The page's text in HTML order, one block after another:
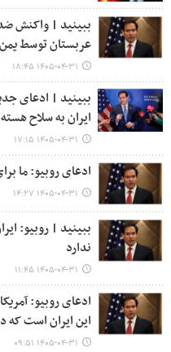
ببینید | واکنش ضد
عربستان توسط یمن
۱۴۰۵-۰۴-۳۱ ۱۸:۴۵
ببینید | ادعای
ایران به سلاح
۱۴۰۵-۰۴-۳۱ ۱۷:۱۵
ادعای روبیو: ما
۱۴۰۵-۰۴-۳۱ ۱۴:۲۷
ببینید | روبیو:
ندارد
۱۴۰۵-۰۴-۳۱ ۱۱:۴۵
ادعای روبیو:
این ایران است
۱۴۰۵-۰۴-۳۱ ۰۹:۵۱